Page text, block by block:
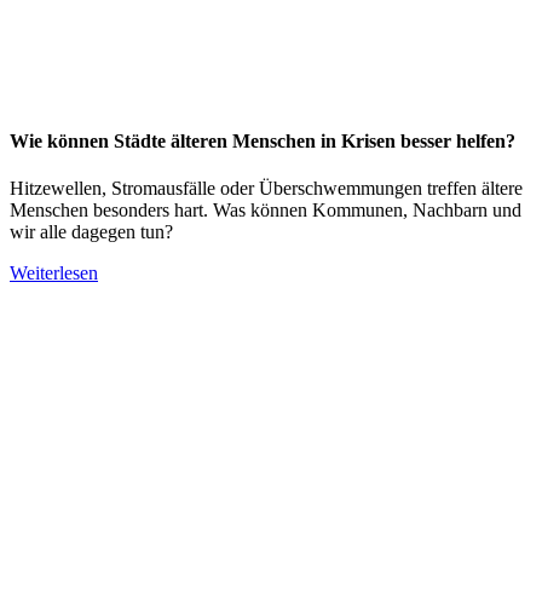
Wie können Städte älteren Menschen in Krisen besser helfen?
Hitzewellen, Stromausfälle oder Überschwemmungen treffen ältere
Menschen besonders hart. Was können Kommunen, Nachbarn und
wir alle dagegen tun?
Weiterlesen